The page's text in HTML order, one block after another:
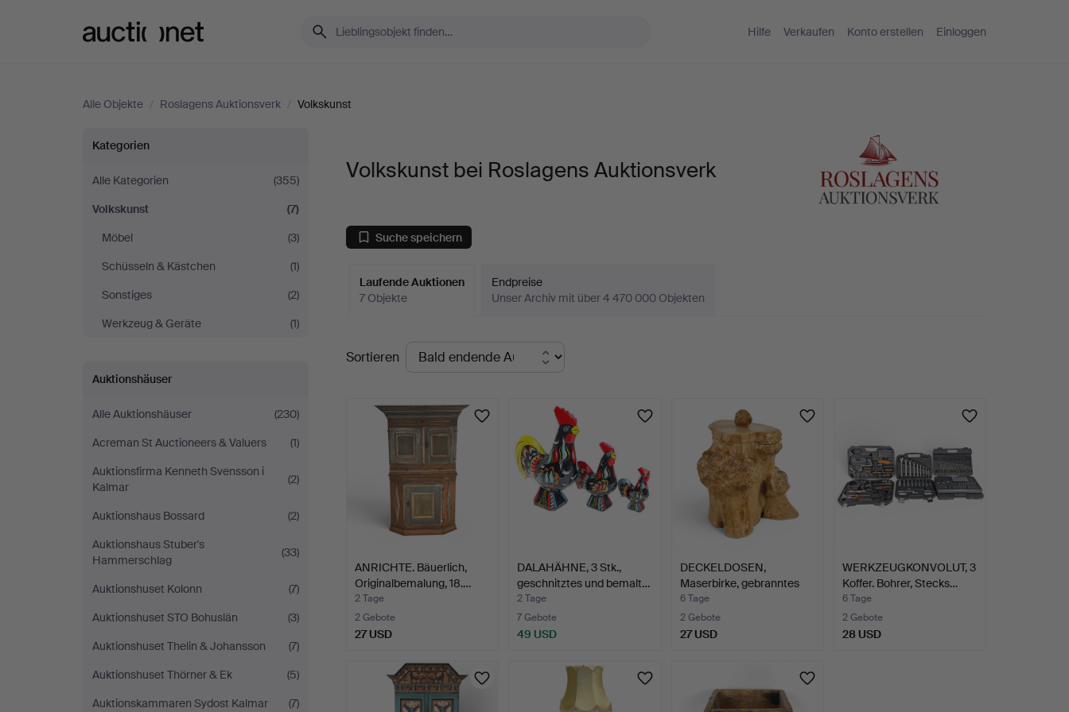
Hilfe Verkaufen Konto erstellen Einloggen
Alle Objekte / Roslagens Auktionsverk / Volkskunst
Volkskunst
bei
Roslagens
Auktionsverk
Kategorien
Alle Kategorien
(355)
Volkskunst
(7)
Möbel
(3)
Schüsseln & Kästchen
(1)
Sonstiges
(2)
Werkzeug & Geräte
(1)
Auktionshäuser
Alle Auktionshäuser
(230)
Acreman St Auctioneers & Valuers
(1)
Auktionsfirma Kenneth Svensson i
Kalmar
(2)
Auktionshaus Bossard
(2)
Auktionshaus Stuber's
Hammerschlag
(33)
Auktionshuset Kolonn
(7)
Auktionshuset STO Bohuslän
(3)
Auktionshuset Thelin & Johansson
(7)
Auktionshuset Thörner & Ek
(5)
Auktionskammaren Sydost Kalmar
(7)
Volkskunst bei Roslagens Auktionsverk
Suche speichern
Laufende Auktionen
7 Objekte
Endpreise
Unser Archiv mit über 4 470 000 Objekten
Laufende
Auktionen
Sortieren
ANRICHTE. Bäuerlich,
Originalbemalung, 18.…
2 Tage
2 Gebote
27 USD
DALAHÄHNE, 3 Stk.,
geschnitztes und bemalt…
2 Tage
7 Gebote
49 USD
DECKELDOSEN,
Maserbirke, gebranntes
Monogr…
6 Tage
2 Gebote
27 USD
WERKZEUGKONVOLUT, 3
Koffer. Bohrer, Stecks…
6 Tage
2 Gebote
28 USD